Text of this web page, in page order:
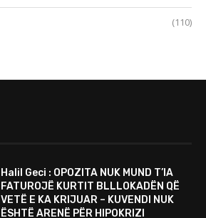
(110)
Halil Geci : OPOZITA NUK MUND T’IA
FATUROJË KURTIT BLLLOKADËN QË
VETË E KA KRIJUAR – KUVENDI NUK
ËSHTË ARENË PËR HIPOKRIZI